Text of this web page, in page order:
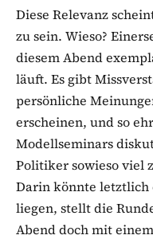
Diese Relevanz
zu sein. Wieso?
diesem Abend
läuft. Es gibt
persönliche
erscheinen, und so
Modellseminars
Politiker sowieso viel
Darin könnte letztlich
liegen, stellt die
Abend doch mit